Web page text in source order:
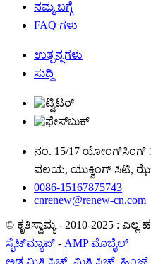
ನಮ್ಮ ಬಗ್ಗೆ
FAQ ಗಳು
ಉತ್ಪನ್ನಗಳು
ಸುದ್ದಿ
ನಂ. 15/17 ಯೋಂಗ್‌ಸಿಂಗ್
ವಲಯ, ಯುಕ್ವಿಂಗ್ ಸಿಟಿ,
0086-15167875743
cnrenew@renew-cn.com
© ಕೃತಿಸ್ವಾಮ್ಯ - 2010-2025 : ಎಲ್ಲ
ಸೈಟ್‌ಮ್ಯಾಪ್ - AMP ಮೊಬೈಲ್